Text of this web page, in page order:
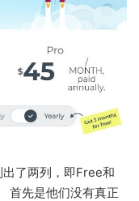
了两列，即Free和
首先是他们没有真正